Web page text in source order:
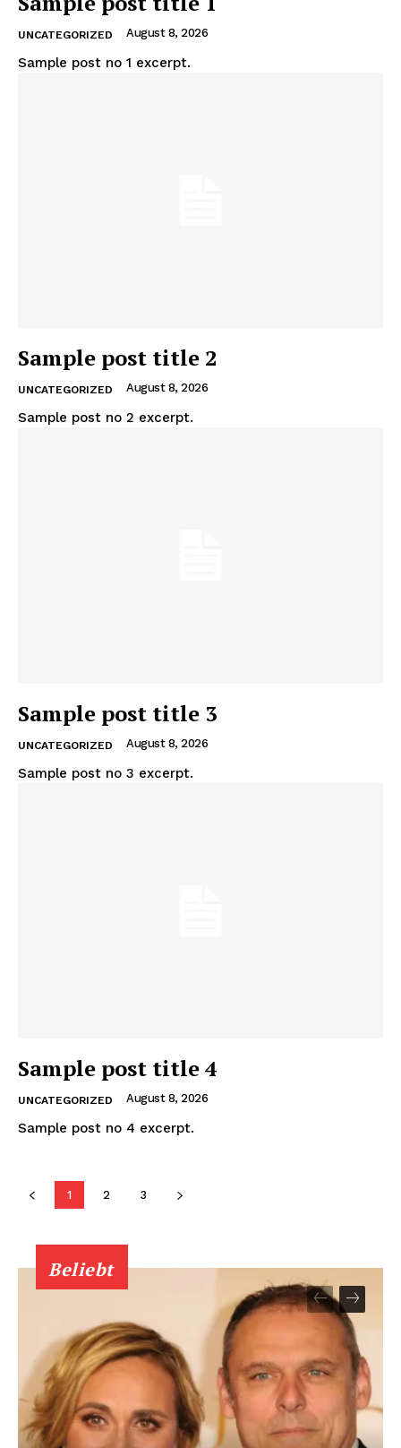
UNCATEGORIZED August 8, 2026
Sample post no 1 excerpt.
Sample post title 2
UNCATEGORIZED August 8, 2026
Sample post no 2 excerpt.
Sample post title 3
UNCATEGORIZED August 8, 2026
Sample post no 3 excerpt.
Sample post title 4
UNCATEGORIZED August 8, 2026
Sample post no 4 excerpt.
1 2 3
Beliebt